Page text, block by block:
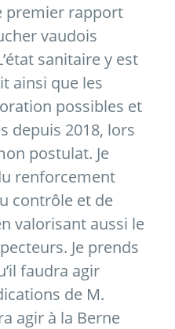
premier rapport
vaudois
sanitaire y est
ainsi que les
possibles et
depuis 2018, lors
postulat. Je
renforcement
contrôle et de
valorisant aussi le
Je prends
faudra agir
de M.
agir à la Berne